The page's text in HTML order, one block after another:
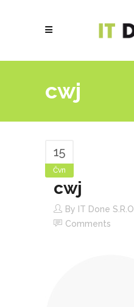
cwj
15
Čvn
cwj
By IT Done S.r.o.
Comments